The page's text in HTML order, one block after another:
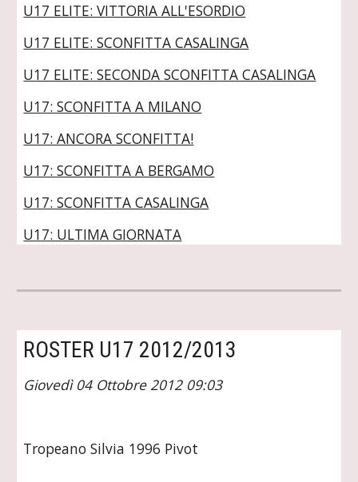
U17 ELITE: VITTORIA ALL'ESORDIO
U17 ELITE: SCONFITTA CASALINGA
U17 ELITE: SECONDA SCONFITTA CASALINGA
U17: SCONFITTA A MILANO
U17: ANCORA SCONFITTA!
U17: SCONFITTA A BERGAMO
U17: SCONFITTA CASALINGA
U17: ULTIMA GIORNATA
ROSTER U17 2012/2013
Giovedì 04 Ottobre 2012 09:03
Tropeano Silvia 1996 Pivot